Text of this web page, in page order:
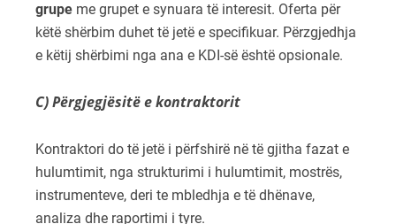
grupe me grupet e synuara të interesit. Oferta për
këtë shërbim duhet të jetë e specifikuar. Përzgjedhja
e këtij shërbimi nga ana e KDI-së është opsionale.
C) Përgjegjësitë e kontraktorit
Kontraktori do të jetë i përfshirë në të gjitha fazat e
hulumtimit, nga strukturimi i hulumtimit, mostrës,
instrumenteve, deri te mbledhja e të dhënave,
analiza dhe raportimi i tyre.